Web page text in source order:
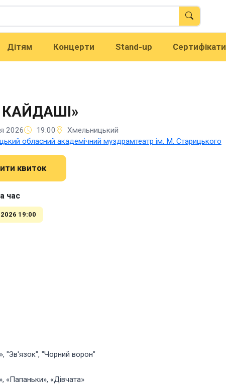
Дітям Концерти Stand-up Сертифікати
КАЙДАШІ»
2026 19:00
Хмельницький
обласний академічний муздрамтеатр ім. М. Старицького
квиток
час
19:00
"Чорний ворон"
«Дівчата»